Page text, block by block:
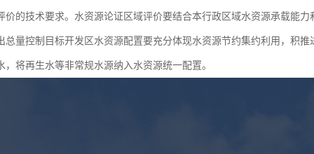
价的技术要求。水资源论证区域评价要结合本行政区域水资源承载能
总量控制目标开发区水资源配置要充分体现水资源节约集约利用，积
，将再生水等非常规水源纳入水资源统一配置。